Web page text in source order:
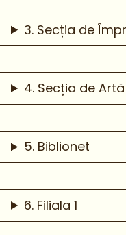
3. Secția de
4. Secția de
5. Biblionet
6. Filiala 1